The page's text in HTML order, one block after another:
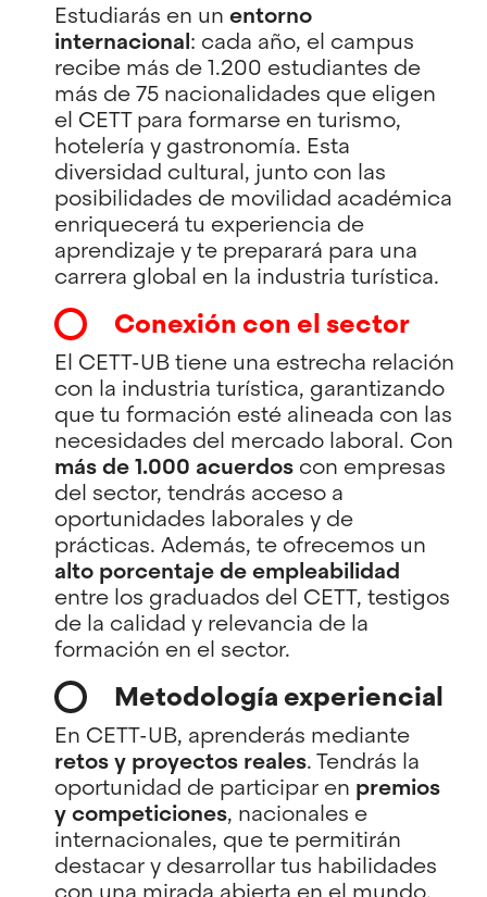
Estudiarás en un entorno
internacional: cada año, el campus
recibe más de 1.200 estudiantes de
más de 75 nacionalidades que eligen
el CETT para formarse en turismo,
hotelería y gastronomía. Esta
diversidad cultural, junto con las
posibilidades de movilidad académica
enriquecerá tu experiencia de
aprendizaje y te preparará para una
carrera global en la industria turística.
Conexión con el sector
El CETT-UB tiene una estrecha relación
con la industria turística, garantizando
que tu formación esté alineada con las
necesidades del mercado laboral. Con
más de 1.000 acuerdos con empresas
del sector, tendrás acceso a
oportunidades laborales y de
prácticas. Además, te ofrecemos un
alto porcentaje de empleabilidad
entre los graduados del CETT, testigos
de la calidad y relevancia de la
formación en el sector.
Metodología experiencial
En CETT-UB, aprenderás mediante
retos y proyectos reales. Tendrás la
oportunidad de participar en premios
y competiciones, nacionales e
internacionales, que te permitirán
destacar y desarrollar tus habilidades